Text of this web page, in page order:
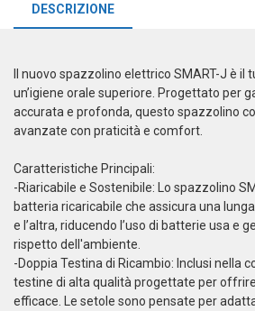
DESCRIZIONE
Il nuovo spazzolino elettrico SMART-J è il
un’igiene orale superiore. Progettato per
accurata e profonda, questo spazzolino
avanzate con praticità e comfort.
Caratteristiche Principali:
-Riaricabile e Sostenibile: Lo spazzolino
batteria ricaricabile che assicura una
e l’altra, riducendo l’uso di batterie usa e
rispetto dell'ambiente.
-Doppia Testina di Ricambio: Inclusi nella
testine di alta qualità progettate per
efficace. Le setole sono pensate per